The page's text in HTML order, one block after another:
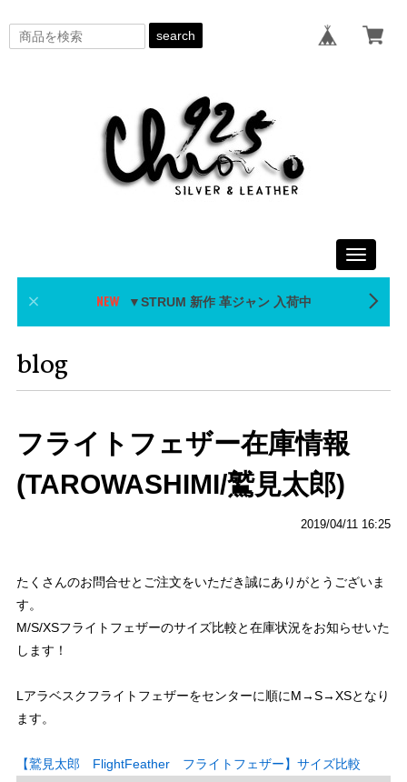
search
Toggle
▼STRUM 新作 革ジャン 入荷中
blog
フライトフェザー在庫情報
(TAROWASHIMI/鷲見太郎)
2019/04/11 16:25
たくさんのお問合せとご注文をいただき誠にありがとうございま
す。
M/S/XSフライトフェザーのサイズ比較と在庫状況をお知らせいた
します！
Lアラベスクフライトフェザーをセンターに順にM→S→XSとなり
ます。
【鷲見太郎 FlightFeather フライトフェザー】サイズ比較